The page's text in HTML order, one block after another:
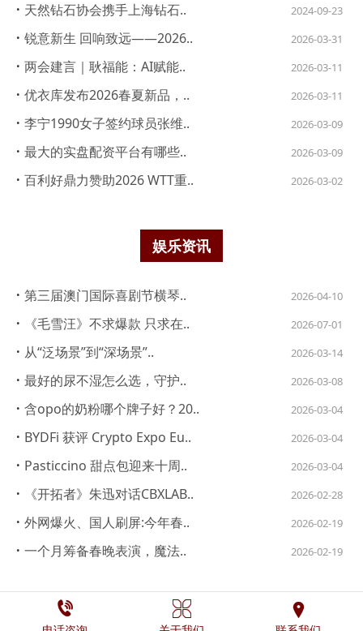
· 天然钻石协会携手上海钻石.. 2024-09-23
· 锐意新生 回响致远——2026.. 2026-03-31
· 两会建言｜耿福能：AI赋能.. 2026-03-11
· 优衣库发布2026春夏新品，.. 2026-03-11
· 李宁1990女子签约球员张维.. 2026-03-09
· 最大的实盘配资平台有哪些.. 2026-03-09
· 百利好鼎力赞助2026 WTT重.. 2026-03-02
娱乐资讯
· 第三届澳门国际喜剧节横琴.. 2026-04-10
· 《毛雪汪》不求爆款 只求在.. 2026-07-01
· 从“泛场景”到“深场景”.. 2026-03-14
· 最好的尿不湿怎么选，守护.. 2026-03-08
· 含opo的奶粉哪个牌子好？20.. 2026-03-04
· BYDFi 获评 Crypto Expo Eu.. 2026-03-04
· Pasticcino 甜点包迎来十周.. 2026-03-04
· 《开拓者》朱迅对话CBXLAB.. 2026-02-28
· 外网爆火、国人刷屏:今年春.. 2026-02-19
· 一个月筹备春晚表演，魔法.. 2026-02-19
  